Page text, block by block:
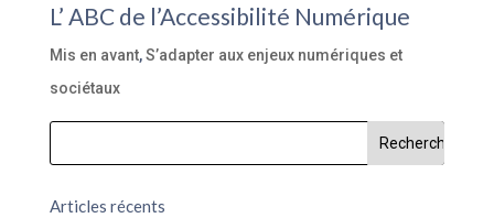
L’ ABC de l’Accessibilité Numérique
Mis en avant,S’adapter aux enjeux numériques et
sociétaux
Articles récents